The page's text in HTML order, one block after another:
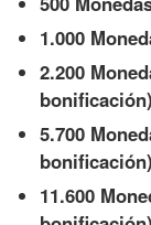
1.000
2.200
5.700
11.600